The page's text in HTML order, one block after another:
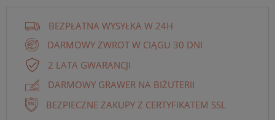
BEZPŁATNA WYSYŁKA W 24H
DARMOWY ZWROT W CIĄGU 30 DNI
2 LATA GWARANCJI
DARMOWY GRAWER NA BIŻUTERII
BEZPIECZNE ZAKUPY Z CERTYFIKATEM SSL